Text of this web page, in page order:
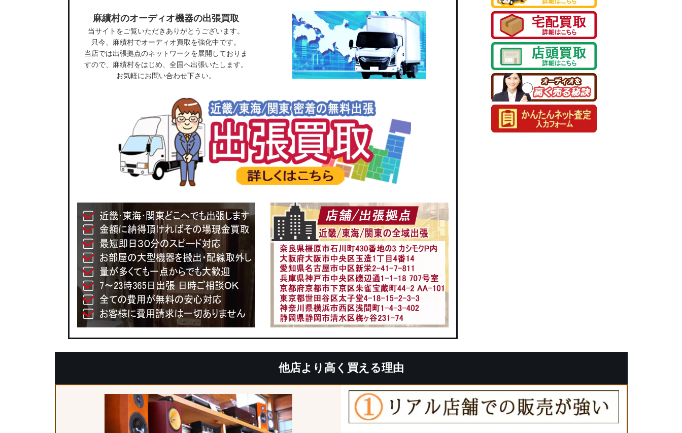
麻績村のオーディオ機器の出張買取
当サイトをご覧いただきありがとうございます。
只今、麻績村でオーディオ買取を強化中です。
当店では出張拠点のネットワークを展開しておりま
すので、麻績村をはじめ、全国へ出張いたします。
お気軽にお問い合わせ下さい。
他店より高く買える理由